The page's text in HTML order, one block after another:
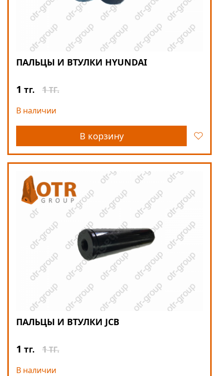
ПАЛЬЦЫ И ВТУЛКИ HYUNDAI
1 тг. 1ТГ.
В корзину
В наличии
ПАЛЬЦЫ И ВТУЛКИ JCB
1 тг. 1ТГ.
В наличии